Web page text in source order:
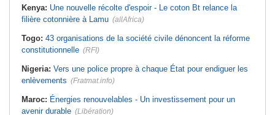
Guinée:
Polémique autour des
vacances du président Doumbouya
en Grèce - Opposition et citoyens
au premier semestre
Kenya: Une nouvelle récolte d'espoir - Le coton Bt relance la
filière cotonnière à Lamu (allAfrica)
Togo: 43 organisations de la société civile dénoncent la réforme
constitutionnelle (RFI)
Nigeria: Vers une police propre à chaque État pour endiguer les
enlèvements (Fratmat.info)
Maroc: Énergies renouvelables - Un investissement pour un
avenir durable (Libération)